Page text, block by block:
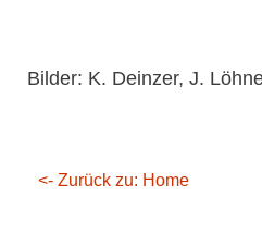
Bilder: K. Deinzer, J.
<- Zurück zu: Home